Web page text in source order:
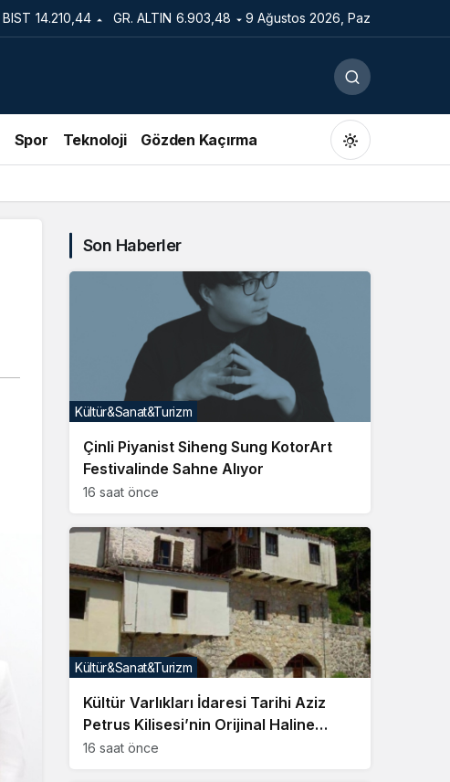
BIST 14.210,44 GR. ALTIN 6.903,48 9 Ağustos 2026, Paz
Spor Teknoloji Gözden Kaçırma
Gündüz Modu
Gündüz modunu seçin.
Gece Modu
Gece modunu seçin.
Sistem modunu seçin.
Son Haberler
Çinli Piyanist Siheng Sung KotorArt
Festivalinde Sahne Alıyor
16 saat önce
Kültür&Sanat&Turizm
Kültür Varlıkları İdaresi Tarihi Aziz
Petrus Kilisesi’nin Orijinal Haline
Getirilmesini Emretti
16 saat önce
Kültür&Sanat&Turizm